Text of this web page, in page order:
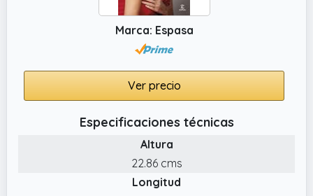
Marca: Espasa
Ver precio
Especificaciones técnicas
Altura
22.86 cms
Longitud